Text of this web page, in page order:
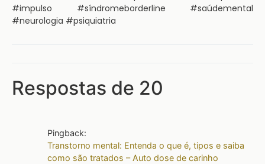
#impulso #síndromeborderline #saúdemental
#neurologia #psiquiatria
Respostas de 20
Pingback:
Transtorno mental: Entenda o que é, tipos e saiba
como são tratados – Auto dose de carinho